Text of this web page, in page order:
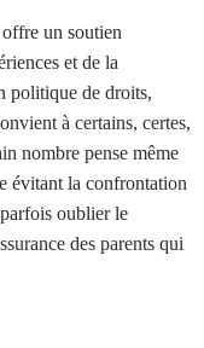
un soutien
et de la
politique de droits,
à certains, certes,
nombre pense même
évitant la confrontation
oublier le
des parents qui